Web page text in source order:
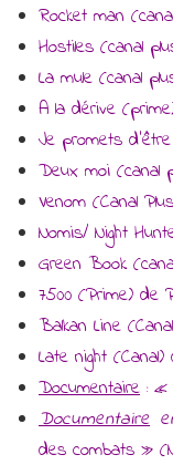
Rocket man
Hostiles (canal
La mule (canal
A la dérive
Je promets
Deux moi (canal
Venom (Canal
Nomis/ Night
Green Book
7500 (Prime) de
Balkan Line
Late night
Documentaire : «
Documentaire
des combats »